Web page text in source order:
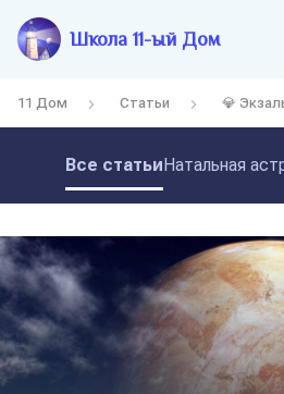
Школа 11-ый Дом
11 Дом Статьи 💎
Все статьиНатальная